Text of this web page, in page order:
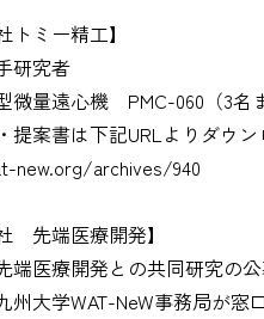
トミー精工】
研究者
微量遠心機 PMC-060（3名
提案書は下記URLよりダウン
new.org/archives/940
先端医療開発】
端医療開発との共同研究の
州大学WAT-NeW事務局が窓